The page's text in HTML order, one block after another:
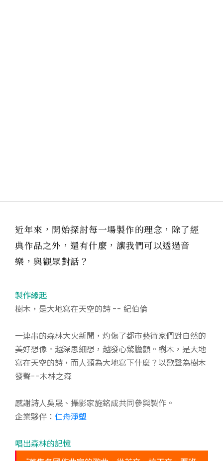
近年來，開始探討每一場製作的理念，除了經
典作品之外，還有什麼，讓我們可以透過音
樂，與觀眾對話？
製作緣起
樹木，是大地寫在天空的詩 -- 紀伯倫
一連串的森林大火新聞，灼傷了都市藝術家們對自然的
美好想像。越深思細想，越發心驚膽顫。樹木，是大地
寫在天空的詩，而人類為大地寫下什麼？以歌聲為樹木
發聲--木林之森
感謝詩人吳晟、攝影家施銘成共同參與製作。
企業夥伴： 仁舟淨塑
唱出森林的記憶